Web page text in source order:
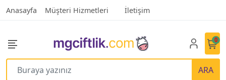
Anasayfa Müşteri Hizmetleri İletişim
ARA
0